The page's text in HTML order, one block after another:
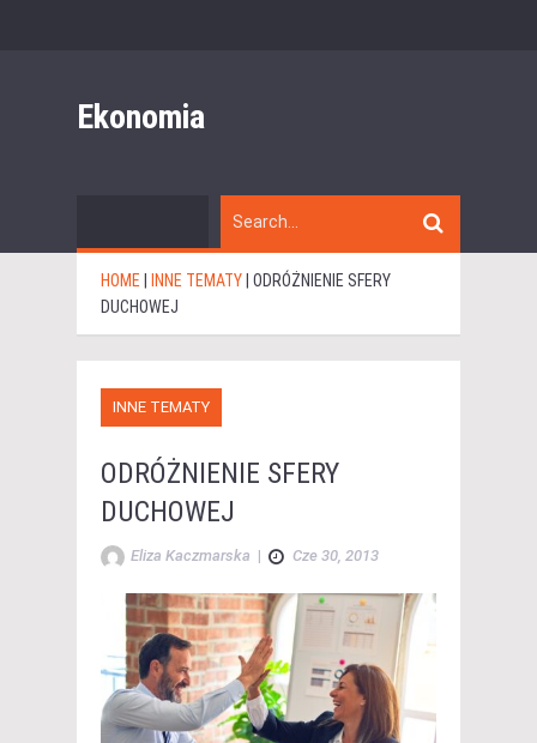
Ekonomia
HOME INNE TEMATY ODRÓŻNIENIE SFERY
DUCHOWEJ
INNE TEMATY
ODRÓŻNIENIE SFERY
DUCHOWEJ
Eliza Kaczmarska | Cze 30, 2013